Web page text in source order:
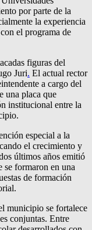
por parte de la
la experiencia
el programa de
figuras del
Juri. El actual rector
a cargo del
una placa que
institucional entre la
especial a la
el crecimiento y
últimos años emitió
se formaron en una
de formación
municipio se fortalece
conjuntas. Entre